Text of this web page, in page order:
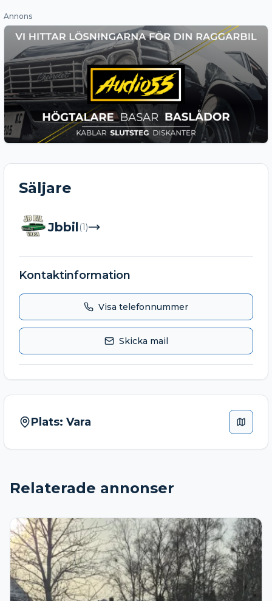
Annons
Säljare
Jbbil(1)
Kontaktinformation
Visa telefonnummer
Skicka mail
Plats: Vara
Relaterade annonser